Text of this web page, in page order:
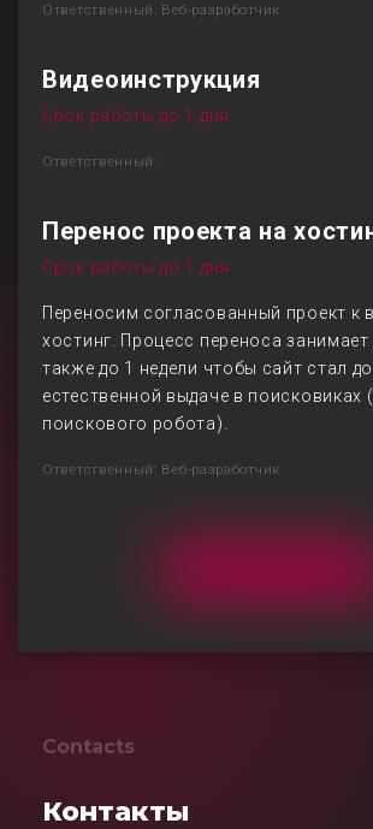
Ответственный: Веб-разработчик
Видеоинструкция
Срок работы до 1 дня
Ответственный:
Перенос проекта на
Срок работы до 1 дня
Переносим согласованный проект к
хостинг. Процесс переноса
также до 1 недели чтобы сайт стал
естественной выдаче в поисковиках
поискового робота).
Ответственный: Веб-разработчик
Contacts
Контакты